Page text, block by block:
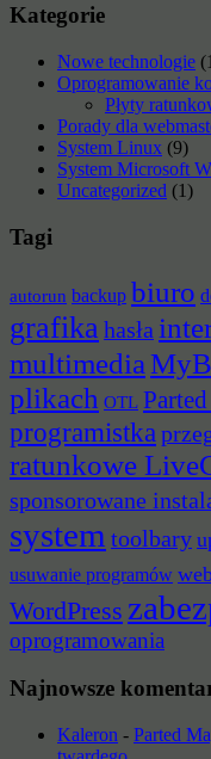
Kategorie
Nowe technologie
Oprogramowanie
Płyty
Porady dla
System Linux (9)
System Microsoft
Uncategorized (1)
Tagi
autorun backup biuro
grafika hasła
multimedia
plikach OTL
programistka
ratunkowe
sponsorowane
system toolbary
usuwanie programów
WordPress
oprogramowania
Najnowsze
Kaleron - Parted